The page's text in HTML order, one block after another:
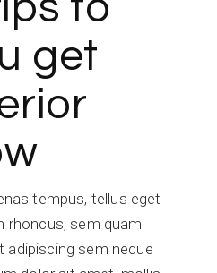
get
tempus, tellus eget
rhoncus, sem quam
adipiscing sem neque